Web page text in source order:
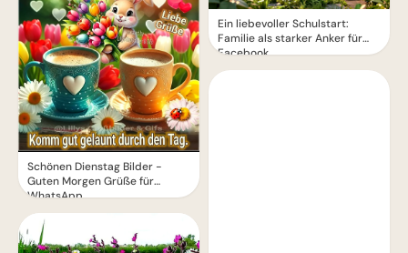
Schönen Dienstag Bilder -
Guten Morgen Grüße für
WhatsApp
Ein liebevoller Schulstart:
Familie als starker Anker für
Facebook